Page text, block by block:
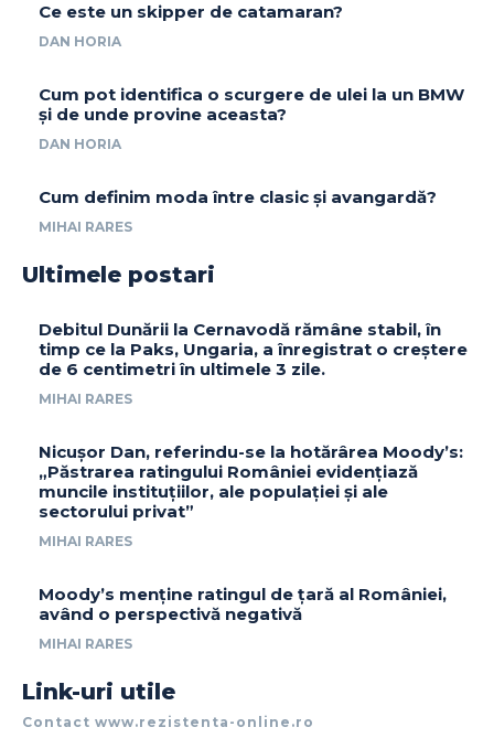
Ce este un skipper de catamaran?
DAN HORIA
Cum pot identifica o scurgere de ulei la un BMW
și de unde provine aceasta?
DAN HORIA
Cum definim moda între clasic și avangardă?
MIHAI RARES
Ultimele postari
Debitul Dunării la Cernavodă rămâne stabil, în
timp ce la Paks, Ungaria, a înregistrat o creștere
de 6 centimetri în ultimele 3 zile.
MIHAI RARES
Nicușor Dan, referindu-se la hotărârea Moody’s:
„Păstrarea ratingului României evidențiază
muncile instituțiilor, ale populației și ale
sectorului privat”
MIHAI RARES
Moody’s menține ratingul de țară al României,
având o perspectivă negativă
MIHAI RARES
Link-uri utile
Contact www.rezistenta-online.ro